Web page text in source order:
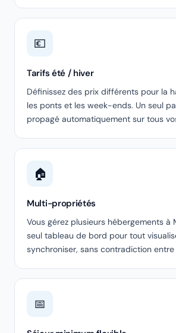
💶
Tarifs été / hiver
Définissez des prix différents pour la
les ponts et les week-ends. Un seul
propagé automatiquement sur tous
🏠
Multi-propriétés
Vous gérez plusieurs hébergements à
seul tableau de bord pour tout
synchroniser, sans contradiction
📅